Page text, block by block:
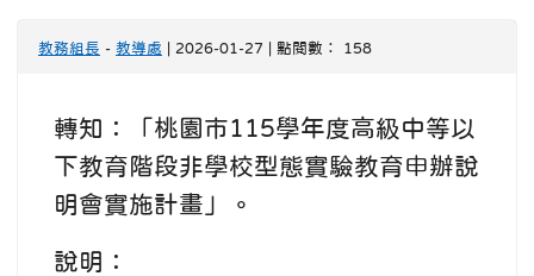
教務組長 - 教導處 | 2026-01-27 | 點閱數： 158
轉知：「桃園市115學年度高級中等以
下教育階段非學校型態實驗教育申辦說
明會實施計畫」。
說明：